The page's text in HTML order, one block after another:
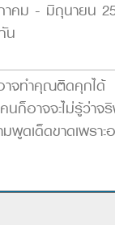
คม - มิถุนายน
น
าจทำคุณติดคุกได้
ก็อาจจะไม่รู้ว่าจ
ดเด็ดขาดเพราะ